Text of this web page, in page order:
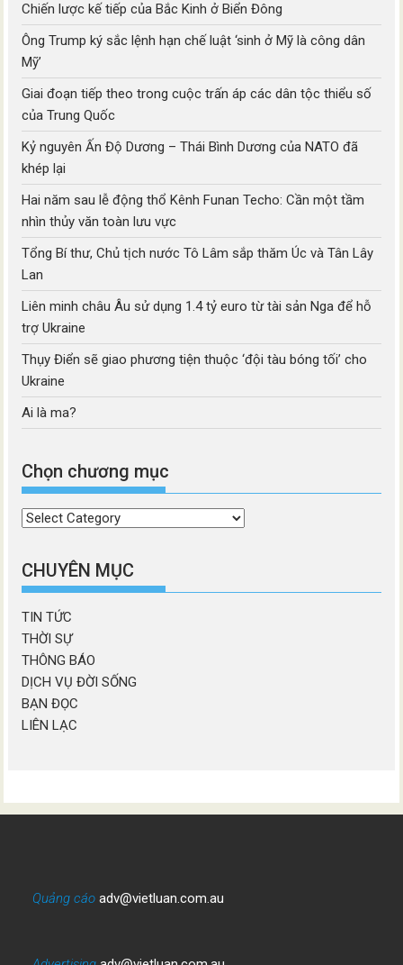
Chiến lược kế tiếp của Bắc Kinh ở Biển Đông
Ông Trump ký sắc lệnh hạn chế luật ‘sinh ở Mỹ là công dân
Mỹ’
Giai đoạn tiếp theo trong cuộc trấn áp các dân tộc thiểu số
của Trung Quốc
Kỷ nguyên Ấn Độ Dương – Thái Bình Dương của NATO đã
khép lại
Hai năm sau lễ động thổ Kênh Funan Techo: Cần một tầm
nhìn thủy văn toàn lưu vực
Tổng Bí thư, Chủ tịch nước Tô Lâm sắp thăm Úc và Tân Lây
Lan
Liên minh châu Âu sử dụng 1.4 tỷ euro từ tài sản Nga để hỗ
trợ Ukraine
Thụy Điển sẽ giao phương tiện thuộc ‘đội tàu bóng tối’ cho
Ukraine
Ai là ma?
Chọn chương mục
Chọn
mục
CHUYÊN MỤC
TIN TỨC
THỜI SỰ
THÔNG BÁO
DỊCH VỤ ĐỜI SỐNG
BẠN ĐỌC
LIÊN LẠC
Quảng cáo adv@vietluan.com.au